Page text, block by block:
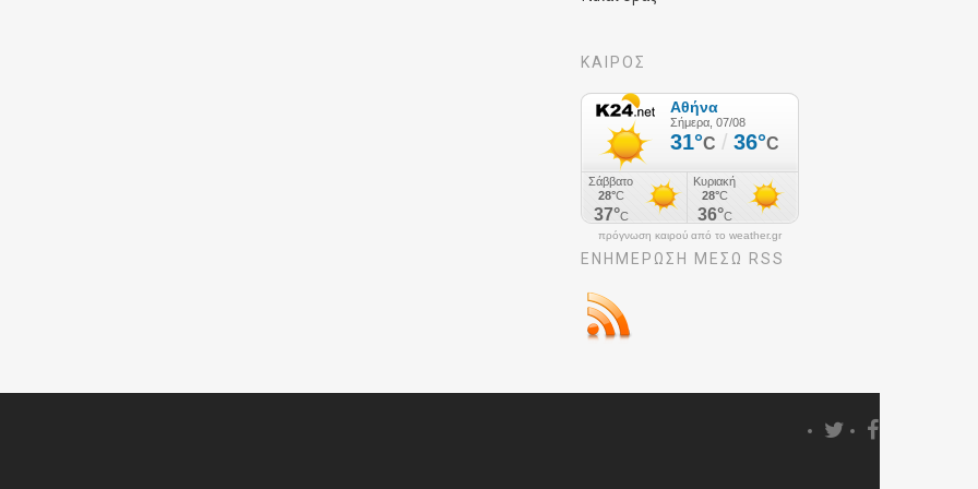
ΚΑΙΡΟΣ
πρόγνωση καιρού από το weather.gr
ΕΝΗΜΈΡΩΣΉ ΜΕΣΩ RSS